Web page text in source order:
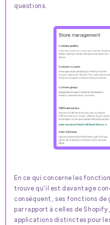
questions.
En ce qui concerne les
trouve qu'il est davantage
conséquent, ses fonctions
par rapport à celles de
applications distinctes pour